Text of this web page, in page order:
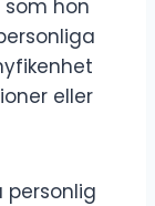
hon
eller